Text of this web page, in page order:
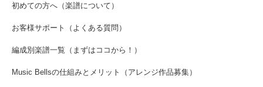
初めての方へ（楽譜について）
お客様サポート（よくある質問）
編成別楽譜一覧（まずはココから！）
Music Bellsの仕組みとメリット（アレンジ作品募集）